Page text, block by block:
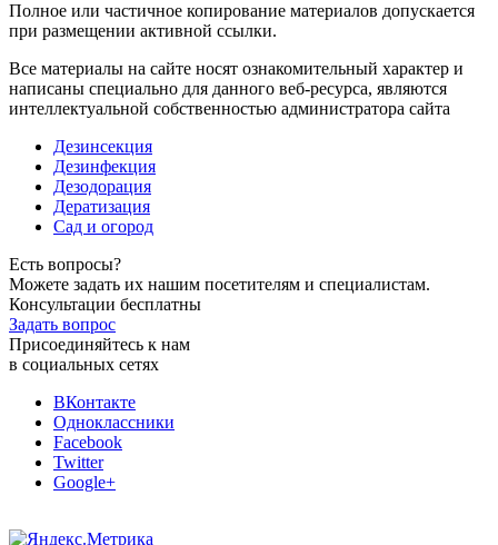
Полное или частичное копирование материалов допускается
при размещении активной ссылки.
Все материалы на сайте носят ознакомительный характер и
написаны специально для данного веб-ресурса, являются
интеллектуальной собственностью администратора сайта
Дезинсекция
Дезинфекция
Дезодорация
Дератизация
Сад и огород
Есть вопросы?
Можете задать их нашим посетителям и специалистам.
Консультации бесплатны
Задать вопрос
Присоединяйтесь к нам
в социальных сетях
ВКонтакте
Одноклассники
Facebook
Twitter
Google+